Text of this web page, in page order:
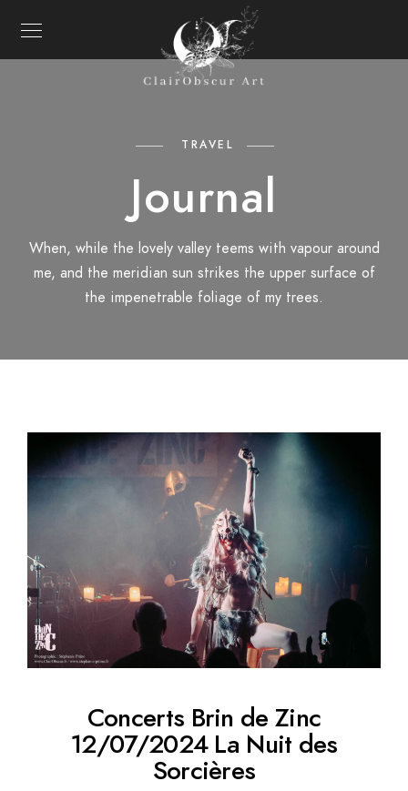
TRAVEL
Journal
When, while the lovely valley teems with vapour around
me, and the meridian sun strikes the upper surface of
the impenetrable foliage of my trees.
Concerts Brin de Zinc
12/07/2024 La Nuit des
Sorcières